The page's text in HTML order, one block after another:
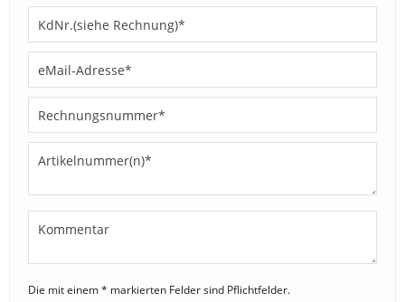
Die mit einem * markierten Felder sind Pflichtfelder.